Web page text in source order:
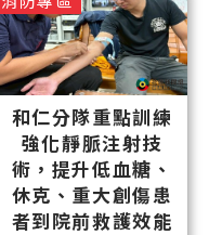
和仁分隊重點訓練
強化靜脈注射技
術，提升低血糖、
休克、重大創傷患
者到院前救護效能